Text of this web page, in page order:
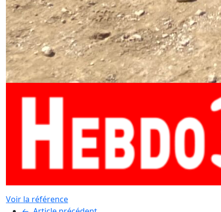
Voir la référence